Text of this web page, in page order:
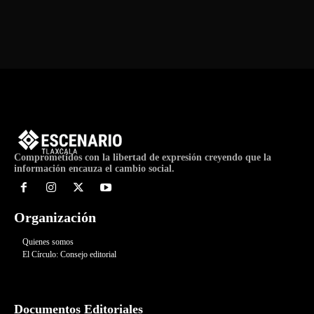
Comprometidos con la libertad de expresión creyendo que la
información encauza el cambio social.
Organización
Quienes somos
El Círculo: Consejo editorial
Documentos Editoriales